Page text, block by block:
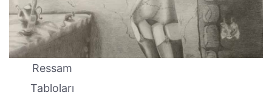
Ressam
Tabloları